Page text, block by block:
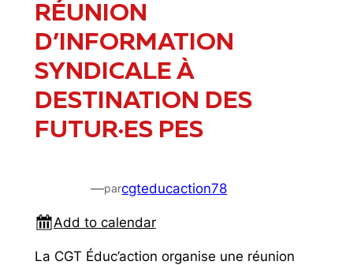
RÉUNION
D’INFORMATION
SYNDICALE À
DESTINATION DES
FUTUR·ES PES
—parcgteducaction78
Add to calendar
La CGT Éduc’action organise une réunion